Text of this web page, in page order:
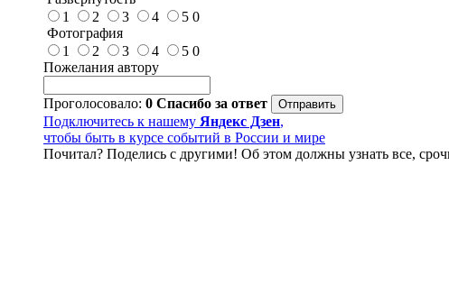
1
2 3 4 5 0
Фотография
1
2 3 4 5 0
Пожелания автору
Проголосовало: 0 Спасибо за ответ
Подключитесь к нашему Яндекс Дзен,
чтобы быть в курсе событий в России и мире
Почитал? Поделись с другими! Об этом должны узнать все,